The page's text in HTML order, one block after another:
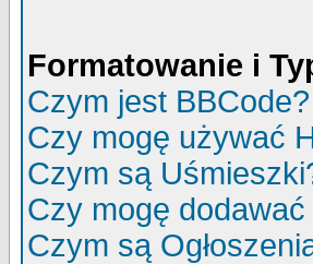
Formatowanie i
Czym jest BBCode?
Czy mogę używać
Czym są
Czy mogę
Czym są